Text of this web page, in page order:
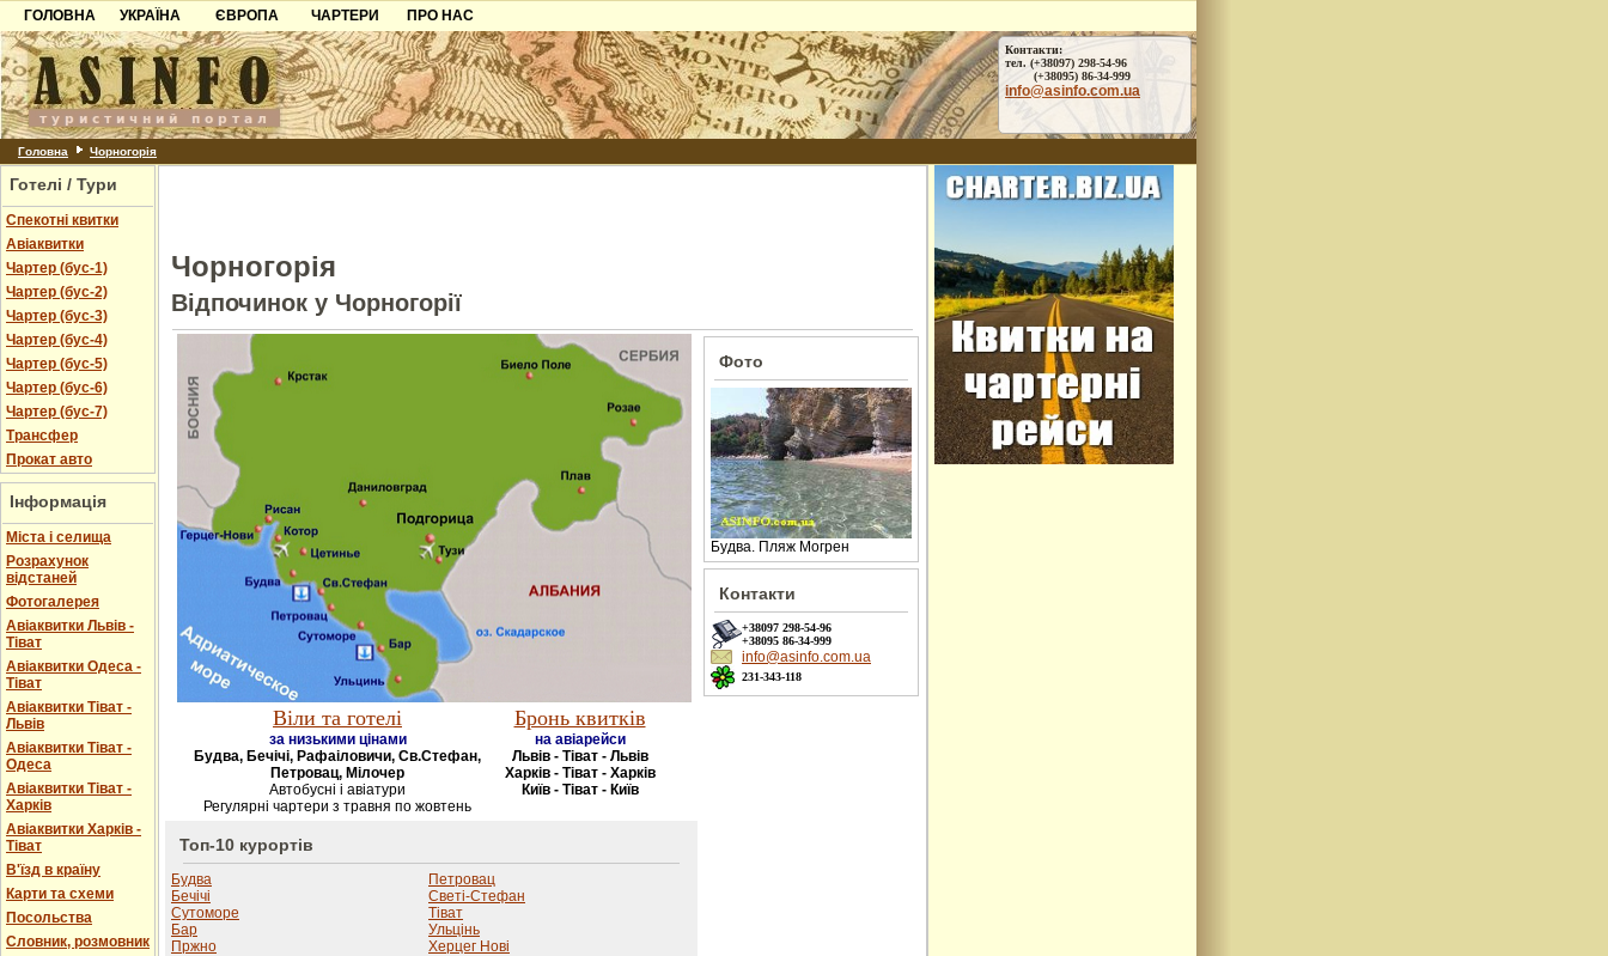
ГОЛОВНА
УКРАЇНА
Карпати
Азов
Причорноморря
Шацьк
ЄВРОПА
Чорногорія
Хорватія
Болгарія
ЧАРТЕРИ
ПРО НАС
Контакти
Партнерам
Додати готель
Контакти:
тел. (+38097) 298-54-96
(+38095) 86-34-999
info@asinfo.com.ua
Головна Чорногорія
Готелі / Тури
Спекотні квитки
Авіаквитки
Чартер (бус-1)
Чартер (бус-2)
Чартер (бус-3)
Чартер (бус-4)
Чартер (бус-5)
Чартер (бус-6)
Чартер (бус-7)
Трансфер
Прокат авто
Інформація
Міста і селища
Розрахунок
відстаней
Фотогалерея
Авіаквитки Львів -
Тіват
Авіаквитки Одеса -
Тіват
Авіаквитки Тіват -
Львів
Авіаквитки Тіват -
Одеса
Авіаквитки Тіват -
Харків
Авіаквитки Харків -
Тіват
В'їзд в країну
Карти та схеми
Посольства
Словник, розмовник
Чорногорія
Відпочинок у Чорногорії
Віли та готелі
за низькими цінами
Будва, Бечічі, Рафаіловичи, Св.Стефан,
Петровац, Мілочер
Автобусні і авіатури
Регулярні чартери з травня по жовтень
Бронь квитків
на авіарейси
Львів - Тіват - Львів
Харків - Тіват - Харків
Київ - Тіват - Київ
Топ-10 курортів
Будва
Бечічі
Сутоморе
Бар
Пржно
Петровац
Светі-Стефан
Тіват
Ульцінь
Херцег Нові
Фото
Будва. Пляж Могрен
Контакти
+38097 298-54-96
+38095 86-34-999
info@asinfo.com.ua
231-343-118